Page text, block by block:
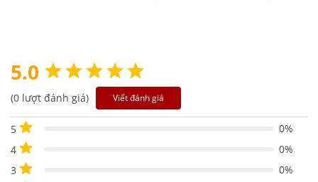
5.0
(0 lượt đánh giá) Viết đánh giá
5
0%
4
0%
3
0%